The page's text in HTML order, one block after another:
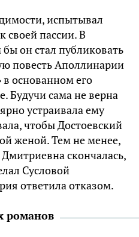
испытывал
своей пассии. В
он стал публиковать
повесть Аполлинарии
основанном его
Будучи сама не верна
устраивала ему
чтобы Достоевский
женой. Тем не менее,
скончалась,
Сусловой
ответила отказом.
романов